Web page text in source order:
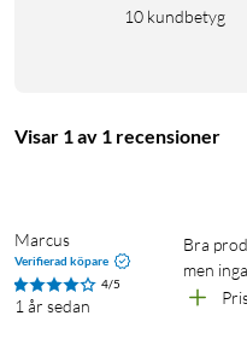
10 kundbetyg
Visar 1 av 1 recensioner
Marcus
Verifierad köpare
4/5
1 år sedan
Bra produkt. Kan ta ett tag innan man vänjer sig vid greppet som känns lite annorlunda, om man är van vid möss utan hål i,
men